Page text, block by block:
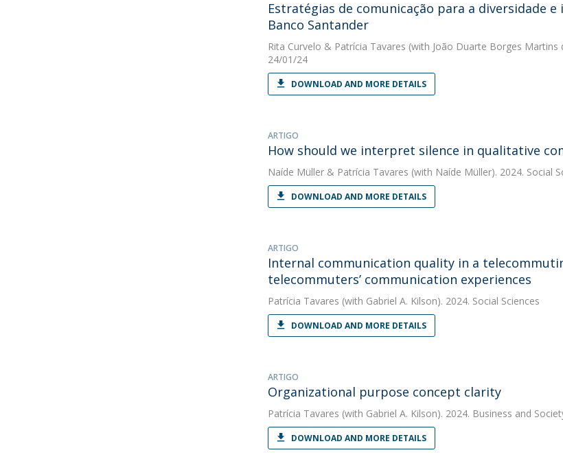
Estratégias de comunicação para a diversidade
Banco Santander
Rita Curvelo & Patrícia Tavares (with João Duarte Borges Martins
24/01/24
DOWNLOAD AND MORE DETAILS
ARTIGO
How should we interpret silence in qualitative
Naíde Müller& Patrícia Tavares (with Naíde Müller). 2024. Social
DOWNLOAD AND MORE DETAILS
ARTIGO
Internal communication quality in a
telecommuters’ communication experiences
Patrícia Tavares (with Gabriel A. Kilson). 2024. Social Sciences
DOWNLOAD AND MORE DETAILS
ARTIGO
Organizational purpose concept clarity
Patrícia Tavares (with Gabriel A. Kilson). 2024. Business and
DOWNLOAD AND MORE DETAILS